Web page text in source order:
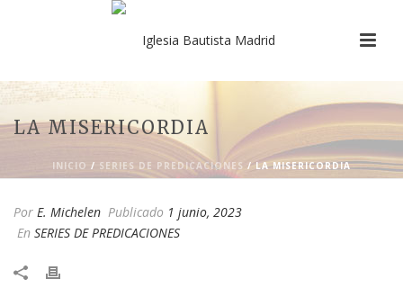
LA MISERICORDIA
INICIO / SERIES DE PREDICACIONES / LA MISERICORDIA
Por E. Michelen Publicado 1 junio, 2023
En SERIES DE PREDICACIONES